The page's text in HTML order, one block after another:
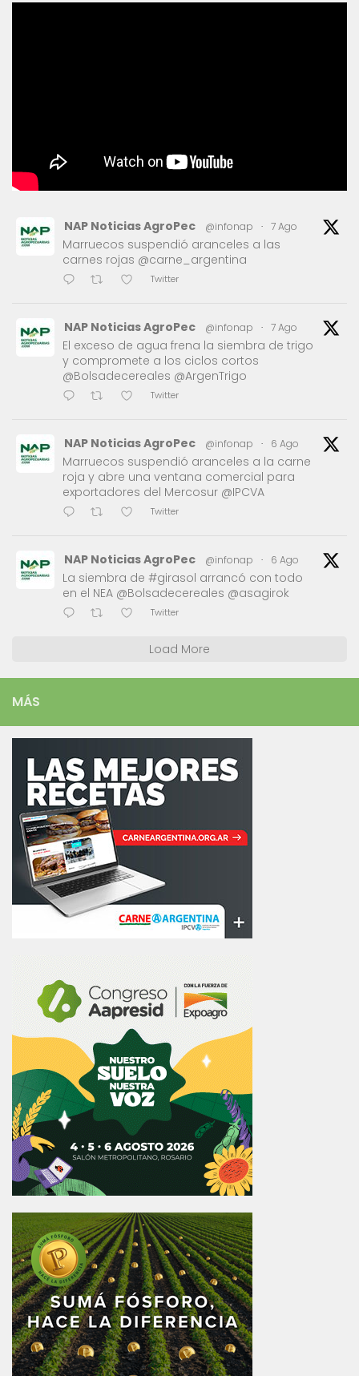
NAP Noticias AgroPec @infonap · 7 Ago
Marruecos suspendió aranceles a las
carnes rojas @carne_argentina
Twitter
NAP Noticias AgroPec @infonap · 7 Ago
El exceso de agua frena la siembra de trigo
y compromete a los ciclos cortos
@Bolsadecereales @ArgenTrigo
Twitter
NAP Noticias AgroPec @infonap · 6 Ago
Marruecos suspendió aranceles a la carne
roja y abre una ventana comercial para
exportadores del Mercosur @IPCVA
Twitter
NAP Noticias AgroPec @infonap · 6 Ago
La siembra de #girasol arrancó con todo
en el NEA @Bolsadecereales @asagirok
Twitter
Load More
MÁS